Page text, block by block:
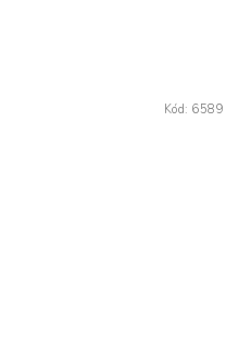
Kód: 6589